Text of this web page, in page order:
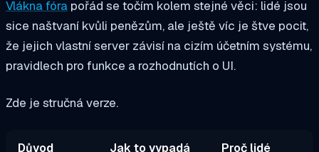
Vlákna fóra pořád se točím kolem stejné věci: lidé jsou
sice naštvaní kvůli penězům, ale ještě víc je štve pocit,
že jejich vlastní server závisí na cizím účetním systému,
pravidlech pro funkce a rozhodnutích o UI.
Zde je stručná verze.
Důvod Jak to vypadá Proč lidé